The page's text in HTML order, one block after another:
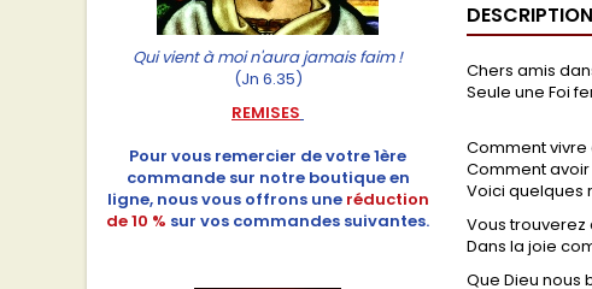
Qui vient à moi n'aura jamais faim !
(Jn 6.35)
REMISES
Pour vous remercier de votre 1ère
commande sur notre boutique en
ligne, nous vous offrons une réduction
de 10 % sur vos commandes suivantes.
DESCRIPTION
Chers amis
Seule une Foi
Comment
Comment
Voici quelques
Vous
Dans la joie
Que Dieu nous